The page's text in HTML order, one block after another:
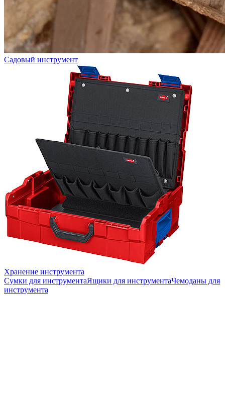
Садовый инструмент
Хранение инструмента
Сумки для инструментаЯщики для инструментаЧемоданы для
инструмента